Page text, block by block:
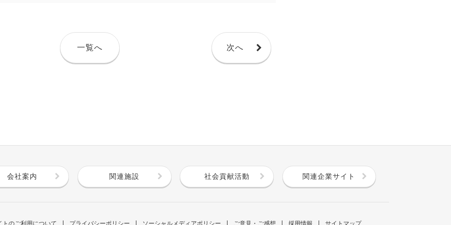
一覧へ 次へ
会社案内 関連施設 社会貢献活動 関連企業サイト
トのご利用について プライバシーポリシー ソーシャルメディアポリシー ご意見・ご感想 採用情報 サイトマップ